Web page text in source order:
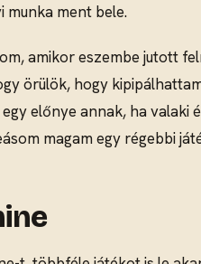
munka ment bele.
amikor eszembe jutott
örülök, hogy
előnye annak, ha
magam egy régebbi